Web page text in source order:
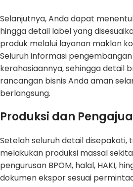
Selanjutnya, Anda dapat
hingga detail label yang
produk melalui layanan maklon
Seluruh informasi
kerahasiaannya, sehingga detail
rancangan bisnis Anda aman
berlangsung.
Produksi dan
Setelah seluruh detail disepakati,
melakukan produksi massal
pengurusan BPOM, halal, HAKI,
dokumen ekspor sesuai